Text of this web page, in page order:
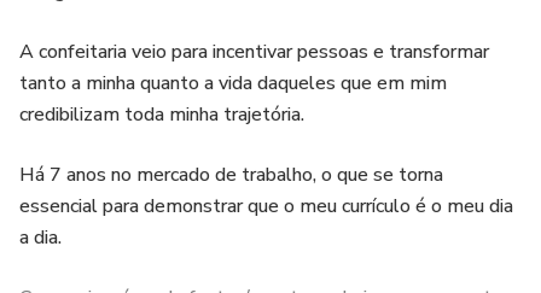
A confeitaria veio para incentivar pessoas e transformar
tanto a minha quanto a vida daqueles que em mim
credibilizam toda minha trajetória.
Há 7 anos no mercado de trabalho, o que se torna
essencial para demonstrar que o meu currículo é o meu dia
a dia.